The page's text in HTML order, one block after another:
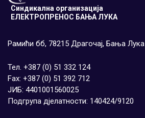
Синдикална организација
ЕЛЕКТРОПРЕНОС БАЊА ЛУКА
Рамићи бб, 78215 Драгочај, Бања Лука
Тел. +387 (0) 51 332 124
Fax: +387 (0) 51 392 712
ЈИБ: 4401001560025
Подгрупа дјелатности: 140424/9120